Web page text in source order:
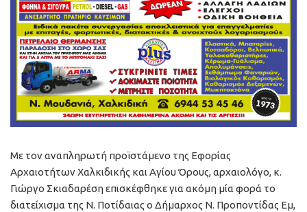
Με τον αναπληρωτή προϊστάμενο της Εφορίας
Αρχαιοτήτων Χαλκιδικής και Αγίου Όρους, αρχαιολόγο, κ.
Γιώργο Σκιαδαρέση επισκέφθηκε για ακόμη μία φορά το
διατείχισμα της Ν. Ποτίδαιας ο Δήμαρχος Ν. Προποντίδας Εμ,